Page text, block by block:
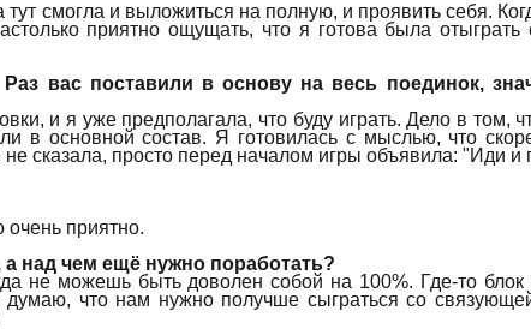
смогла и выложиться на полную, и проявить себя.
приятно ощущать, что я готова была отыграть
вас поставили в основу на весь поединок,
и я уже предполагала, что буду играть. Дело в том,
в основной состав. Я готовилась с мыслью, что
сказала, просто перед началом игры объявила: "Иди и
приятно.
над чем ещё нужно поработать?
не можешь быть доволен собой на 100%. Где-то блок
что нам нужно получше сыграться со